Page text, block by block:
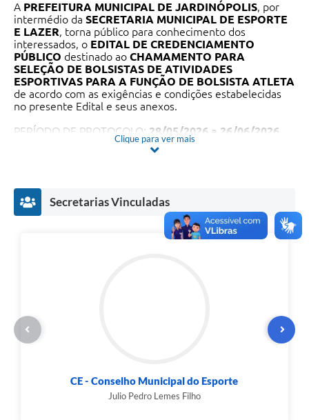
A PREFEITURA MUNICIPAL DE JARDINÓPOLIS, por
intermédio da SECRETARIA MUNICIPAL DE ESPORTE
E LAZER, torna público para conhecimento dos
interessados, o EDITAL DE CREDENCIAMENTO
PÚBLICO destinado ao CHAMAMENTO PARA
SELEÇÃO DE BOLSISTAS DE ATIVIDADES
ESPORTIVAS PARA A FUNÇÃO DE BOLSISTA ATLETA
de acordo com as exigências e condições estabelecidas
no presente Edital e seus anexos.
PERÍODO DE PROTOCOLO: 28/05/2026 a 26/06/2026
As demais informações necessárias quanto à forma de
Clique para ver mais
Secretarias Vinculadas
CE - Conselho Municipal do Esporte
Julio Pedro Lemes Filho